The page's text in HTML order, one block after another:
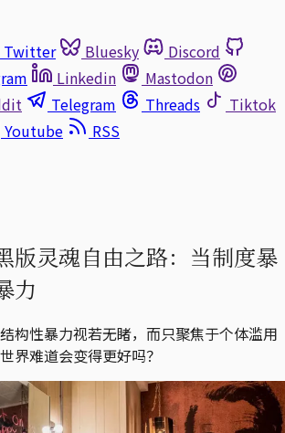
Twitter Bluesky
Discord
Linkedin
Mastodon
Telegram Threads
Tiktok
Youtube
RSS
版灵魂自由之路：当制度暴
力
构性暴力视若无睹，而只聚焦于个体滥用
界难道会变得更好吗？